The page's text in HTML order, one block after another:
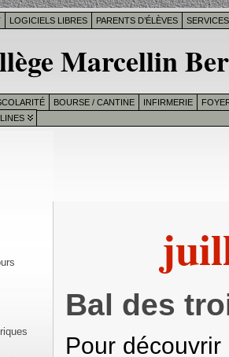
LOGICIELS LIBRES PARENTS D’ÉLÈVES
Marcellin
BOURSE / CANTINE INFIRMERIE
Bal des
Pour